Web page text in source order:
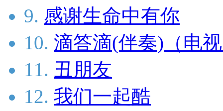
9. 感谢生命中有你
10. 滴答滴(伴奏)（电
11. 丑朋友
12. 我们一起酷